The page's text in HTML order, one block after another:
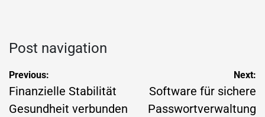
Post navigation
Previous:
Finanzielle Stabilität
Gesundheit verbunden
Next:
Software für sichere
Passwortverwaltung